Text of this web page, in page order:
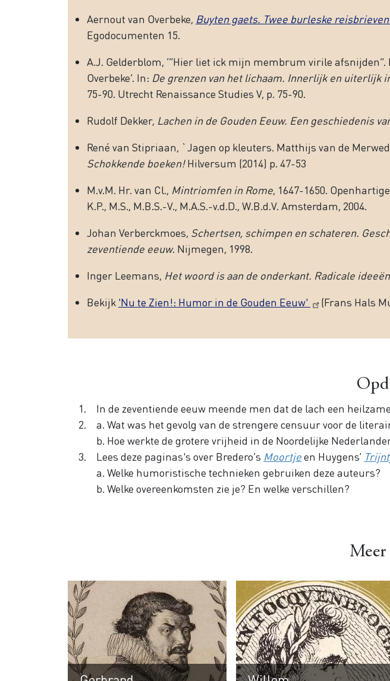
Aernout van Overbeke, Buyten gaets. Twee burleske reisbrieven
Egodocumenten 15.
A.J. Gelderblom, ‘“Hier liet ick mijn membrum virile
Overbeke’. In: De grenzen van het lichaam. Innerlijk en uiterlijk
75-90. Utrecht Renaissance Studies V, p. 75-90.
Rudolf Dekker, Lachen in de Gouden Eeuw. Een geschiedenis
René van Stipriaan, `Jagen op kleuters. Matthijs van de
Schokkende boeken!Hilversum (2014) p. 47-53
M.v.M. Hr. van Cl., Mintriomfen in Rome, 1647-1650.
K.P., M.S., M.B.S.-V., M.A.S.-v.d.D., W.B.d.V. Amsterdam, 2004.
Johan Verberckmoes, Schertsen, schimpen en schateren.
zeventiende eeuw. Nijmegen, 1998.
Inger Leemans, Het woord is aan de onderkant. Radicale
Bekijk 'Nu te Zien!: Humor in de Gouden Eeuw' (Frans Hals
In de zeventiende eeuw meende men dat de lach een
a. Wat was het gevolg van de strengere censuur voor de
b. Hoe werkte de grotere vrijheid in de Noordelijke
Lees deze paginas's over Bredero’s Moortjeen Huygens’
a. Welke humoristische technieken gebruiken deze auteurs?
b. Welke overeenkomsten zie je? En welke verschillen?